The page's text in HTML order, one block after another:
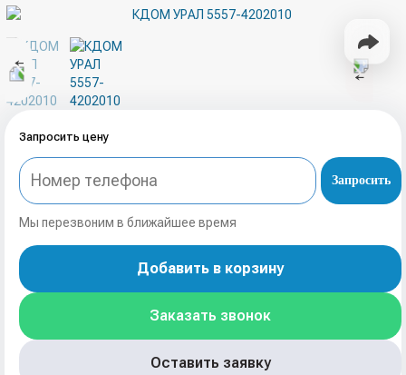
Запросить цену
Запросить
Мы перезвоним в ближайшее время
Добавить в корзину
Заказать звонок
Оставить заявку